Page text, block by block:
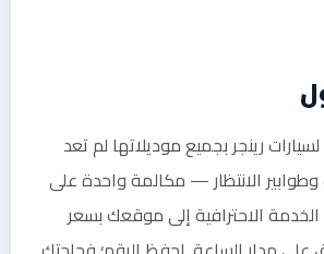
رينجر بجميع موديلاتها لم تعد
وطوابير الانتظار — مكالمة واحدة على
وتصلك الخدمة الاحترافية إلى موقعك بسعر